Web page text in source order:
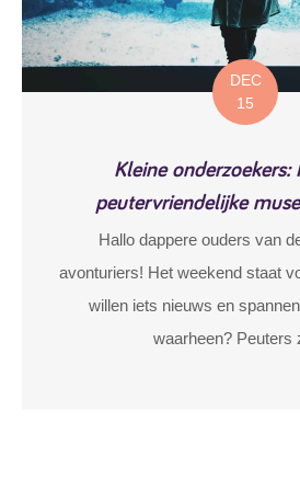
DEC
15
Kleine onderzoekers:
peutervriendelijke
Hallo dappere ouders van
avonturiers! Het weekend staat
willen iets nieuws en
waarheen? Peuters